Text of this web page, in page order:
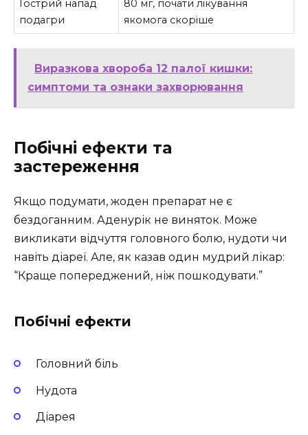
Гострий напад
подагри
80 мг, почати лікування
якомога скоріше
Виразкова хвороба 12 палої кишки:
симптоми та ознаки захворювання
Побічні ефекти та
застереження
Якщо подумати, жоден препарат не є
бездоганним. Аденурік не виняток. Може
викликати відчуття головного болю, нудоти чи
навіть діареї. Але, як казав один мудрий лікар:
“Краще попереджений, ніж пошкодувати.”
Побічні ефекти
Головний біль
Нудота
Діарея